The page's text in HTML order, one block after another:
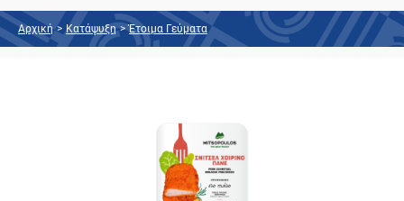
Αρχική > Κατάψυξη > Έτοιμα Γεύματα